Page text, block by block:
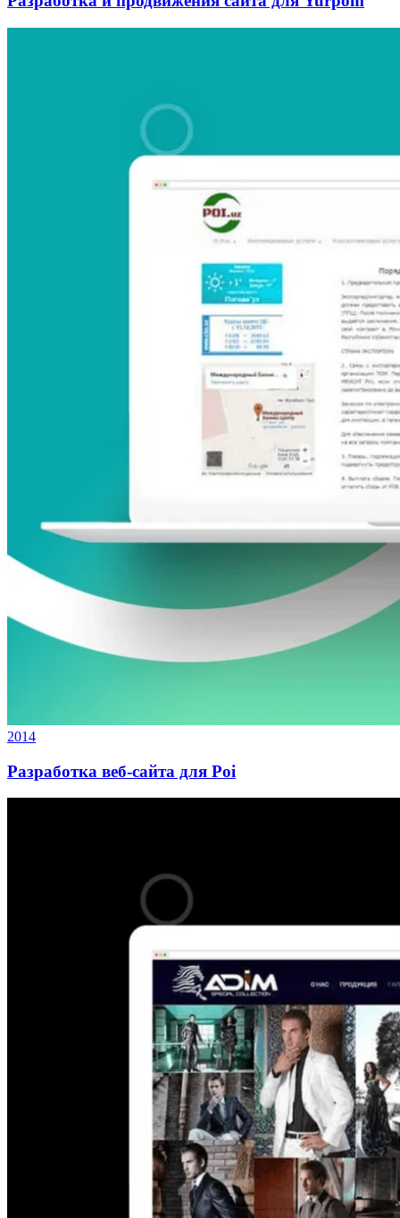
2014
Разработка веб-сайта для Poi